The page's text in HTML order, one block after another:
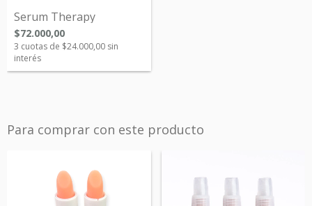
Serum Therapy
$72.000,00
3 cuotas de $24.000,00 sin
interés
Para comprar con este producto